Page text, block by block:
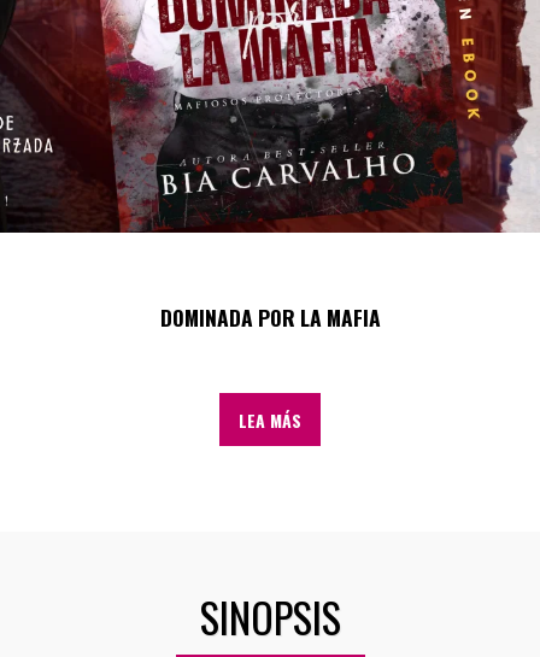
DOMINADA POR LA MAFIA
LEA MÁS
SINOPSIS